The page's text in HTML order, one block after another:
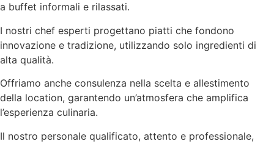
a buffet informali e rilassati.
I nostri chef esperti progettano piatti che fondono
innovazione e tradizione, utilizzando solo ingredienti di
alta qualità.
Offriamo anche consulenza nella scelta e allestimento
della location, garantendo un’atmosfera che amplifica
l’esperienza culinaria.
Il nostro personale qualificato, attento e professionale,